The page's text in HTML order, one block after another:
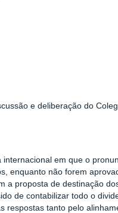
e deliberação do
em que o
enquanto não forem
a proposta de destinação
de contabilizar todo o
respostas tanto pelo